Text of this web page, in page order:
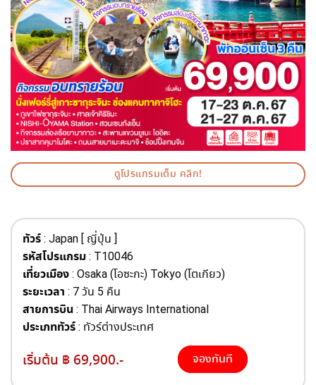
ดูโปรแกรมเต็ม คลิก!
ทัวร์ : Japan [ ญี่ปุ่น ]
รหัสโปรแกรม : T10046
เที่ยวเมือง : Osaka (โอซะกะ) Tokyo (โตเกียว)
ระยะเวลา : 7 วัน 5 คืน
สายการบิน : Thai Airways International
ประเภททัวร์ : ทัวร์ต่างประเทศ
เริ่มต้น ฿ 69,900.- จองทันที